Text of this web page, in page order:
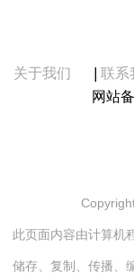
关于我们 联系
网站
此页面内容由计算机
储存、复制、传播、